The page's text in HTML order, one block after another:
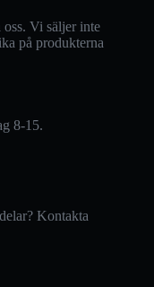
Vi säljer inte
på produkterna
8-15.
Kontakta